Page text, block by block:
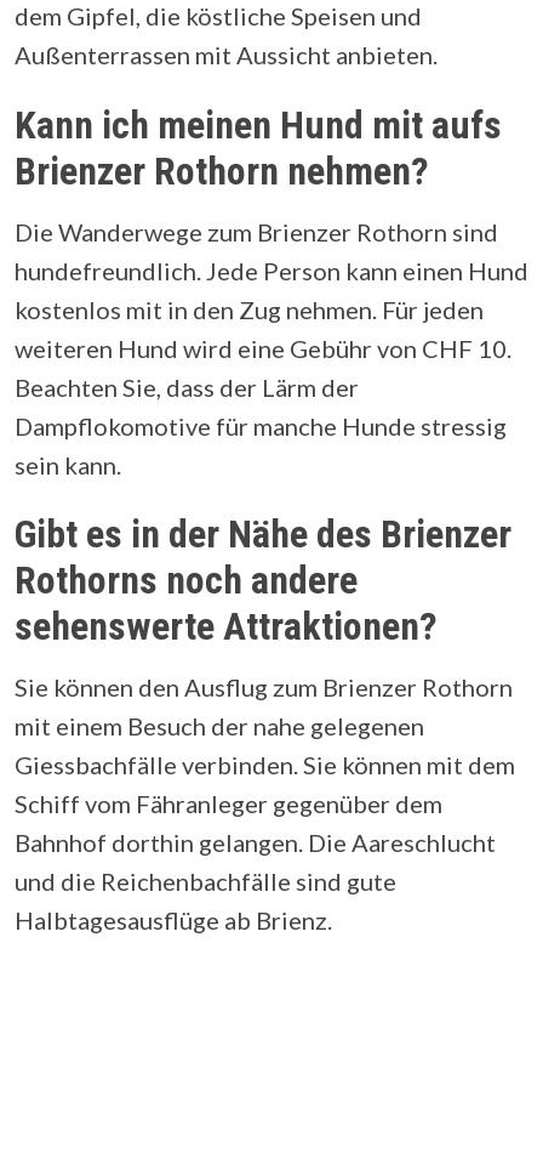
dem Gipfel, die köstliche Speisen und
Außenterrassen mit Aussicht anbieten.
Kann ich meinen Hund mit aufs
Brienzer Rothorn nehmen?
Die Wanderwege zum Brienzer Rothorn sind
hundefreundlich. Jede Person kann einen Hund
kostenlos mit in den Zug nehmen. Für jeden
weiteren Hund wird eine Gebühr von CHF 10.
Beachten Sie, dass der Lärm der
Dampflokomotive für manche Hunde stressig
sein kann.
Gibt es in der Nähe des Brienzer
Rothorns noch andere
sehenswerte Attraktionen?
Sie können den Ausflug zum Brienzer Rothorn
mit einem Besuch der nahe gelegenen
Giessbachfälle verbinden. Sie können mit dem
Schiff vom Fähranleger gegenüber dem
Bahnhof dorthin gelangen. Die Aareschlucht
und die Reichenbachfälle sind gute
Halbtagesausflüge ab Brienz.